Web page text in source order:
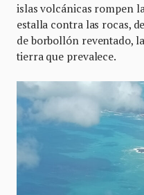
islas volcánicas rompen
estalla contra las rocas,
de borbollón reventado,
tierra que prevalece.